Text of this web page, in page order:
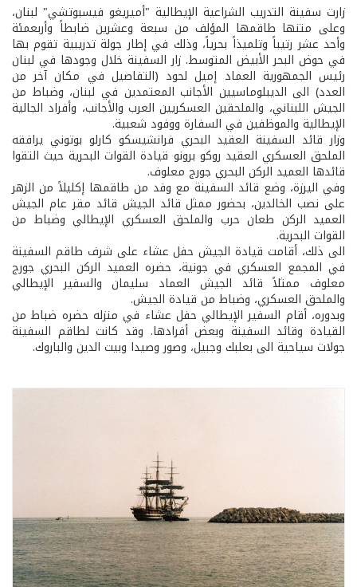
زارت سفينة التدريب الشراعية الإيطالية "أميريغو فيسبوتشي" لبنان،
وعلى متنها طاقمها المؤلف من سبعة وعشرين ضابطاً وأربعمئة
وأحد عشر رتيباً وتلميذاً بحرياً، وذلك في إطار جولة تدريبية تقوم بها
في حوض البحر الأبيض المتوسط. زار السفينة خلال وجودها في لبنان
رئيس الجمهورية العماد إميل لحود (التفاصيل في مكان آخر من
العدد) الى الديبلوماسيين الأجانب المعتمدين في لبنان، وضباط من
الجيش اللبناني، والملحقين العسكريين العرب والأجانب، وأفراد الجالية
الإيطالية والموظفين في السفارة ووفود شعبية.
وزار قائد السفينة العقيد البحري فرانشيسكو كارلو بوتوني يرافقه
الملحق العسكري العقيد روكو برونو قيادة القوات البحرية حيث التقوا
قائدها العميد الركن البحري جورج معلوف.
وفي اليرزة، وضع قائد السفينة مع وفد من طاقمها إكليلاً من الزهر
على نصب الخالدين، بحضور ممثل قائد الجيش قائد مقر عام الجيش
العميد الركن طعان حرب والملحق العسكري الإيطالي وضباط من
القوات البحرية.
الى ذلك، أقامت قيادة الجيش حفل عشاء على شرف طاقم السفينة
في المجمع العسكري في جونية، حضره العميد الركن البحري جورج
معلوف ممثلاً قائد الجيش العماد سليمان والسفير الإيطالي
والملحق العسكري، وضباط من قيادة الجيش.
وبدوره، أقام السفير الإيطالي حفل عشاء في منزله حضره ضباط من
القيادة وقائد السفينة وبعض أفرادها. وقد كانت لطاقم السفينة
جولات سياحية الى بعلبك وجبيل، وصور وصيدا وبيت الدين والباروك.